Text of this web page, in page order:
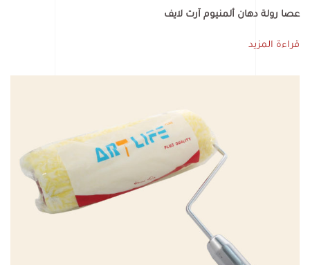
عصا رولة دهان ألمنيوم آرت لايف
قراءة المزيد